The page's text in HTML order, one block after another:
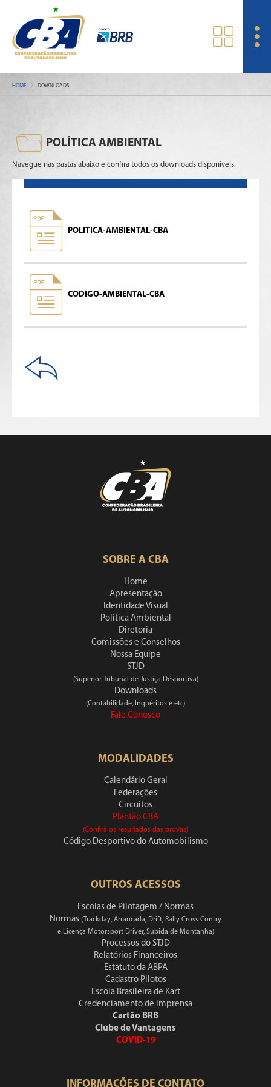
HOME DOWNLOADS
POLÍTICA AMBIENTAL
Navegue nas pastas abaixo e confira todos os downloads disponíveis.
POLITICA-AMBIENTAL-CBA
CODIGO-AMBIENTAL-CBA
SOBRE A CBA
Home
Apresentação
Identidade Visual
Política Ambiental
Diretoria
Comissões e Conselhos
Nossa Equipe
STJD
(Superior Tribunal de Justiça Desportiva)
Downloads
(Contabilidade, Inquéritos e etc)
Fale Conosco
MODALIDADES
Calendário Geral
Federações
Circuitos
Plantão CBA
(Confira os resultados das provas)
Código Desportivo do Automobilismo
OUTROS ACESSOS
Escolas de Pilotagem / Normas
Normas (Trackday, Arrancada, Drift, Rally Cross Contry
e Licença Motorsport Driver, Subida de Montanha)
Processos do STJD
Relatórios Financeiros
Estatuto da ABPA
Cadastro Pilotos
Escola Brasileira de Kart
Credenciamento de Imprensa
Cartão BRB
Clube de Vantagens
COVID-19
INFORMAÇÕES DE CONTATO